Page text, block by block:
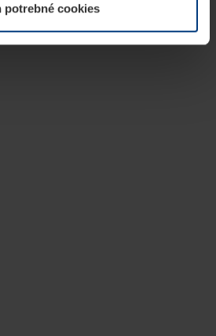
potrebné cookies